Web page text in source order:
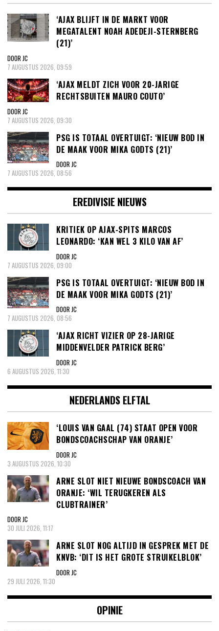
‘AJAX BLIJFT IN DE MARKT VOOR
MEGATALENT NOAH ADEDEJI-STERNBERG
(21)’
DOOR JC
7 AUGUSTUS 2026, 09:59
‘AJAX MELDT ZICH VOOR 20-JARIGE
RECHTSBUITEN MAURO COUTO’
DOOR JC
7 AUGUSTUS 2026, 09:30
PSG IS TOTAAL OVERTUIGT: ‘NIEUW BOD IN
DE MAAK VOOR MIKA GODTS (21)’
DOOR JC
7 AUGUSTUS 2026, 08:56
EREDIVISIE NIEUWS
KRITIEK OP AJAX-SPITS MARCOS
LEONARDO: ‘KAN WEL 3 KILO VAN AF’
DOOR JC
7 AUGUSTUS 2026, 09:00
PSG IS TOTAAL OVERTUIGT: ‘NIEUW BOD IN
DE MAAK VOOR MIKA GODTS (21)’
DOOR JC
7 AUGUSTUS 2026, 08:56
‘AJAX RICHT VIZIER OP 28-JARIGE
MIDDENVELDER PATRICK BERG’
DOOR JC
6 AUGUSTUS 2026, 11:30
NEDERLANDS ELFTAL
‘LOUIS VAN GAAL (74) STAAT OPEN VOOR
BONDSCOACHSCHAP VAN ORANJE’
DOOR JC
3 AUGUSTUS 2026, 10:30
ARNE SLOT NIET NIEUWE BONDSCOACH VAN
ORANJE: ‘WIL TERUGKEREN ALS
CLUBTRAINER’
DOOR JC
30 JULI 2026, 11:17
ARNE SLOT NOG ALTIJD IN GESPREK MET DE
KNVB: ‘DIT IS HET GROTE STRUIKELBLOK’
DOOR JC
29 JULI 2026, 11:30
OPINIE